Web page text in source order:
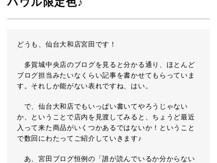
どうも、仙台大和店宮田です！
多賀城中央店のブログを見ると分かる通り、ほとんど
ブログ担当みたいなくらい記事を書かせてもらっていま
す。それしか能がない表れですね、はい。
で、仙台大和店でもいっぱい書いてやろうじゃない
か、ということで店内を見渡してみると、ちょうど最近
入って来た商品がいくつかあるではないか！ということ
で数回にわたってご紹介していきます♪
あ、宮田ブログ恒例の「誰が読んでいるか分からない